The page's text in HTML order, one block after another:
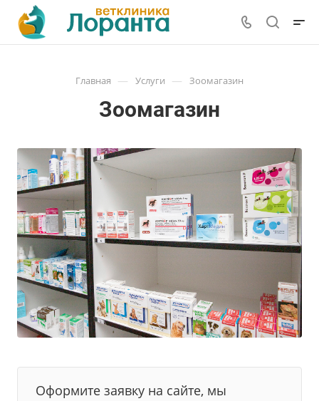
Главная — Услуги — Зоомагазин
Зоомагазин
Оформите заявку на сайте, мы